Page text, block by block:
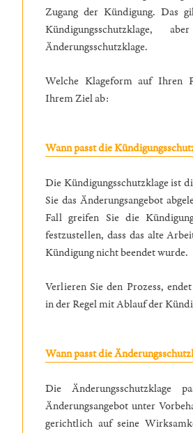
Zugang der Kündigung. Das
Kündigungsschutzklage,
Änderungsschutzklage.
Welche Klageform auf Ihren
Ihrem Ziel ab:
Wann passt die
Die Kündigungsschutzklage ist
Sie das Änderungsangebot
Fall greifen Sie die
festzustellen, dass das alte
Kündigung nicht beendet wurde.
Verlieren Sie den Prozess,
in der Regel mit Ablauf der
Wann passt die
Die Änderungsschutzklage
Änderungsangebot unter
gerichtlich auf seine